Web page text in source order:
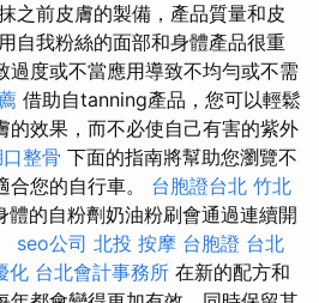
之前皮膚的製備，產品質量和皮
自我粉絲的面部和身體產品很重
過度或不當應用導致不均勻或不需
借助自tanning產品，您可以輕鬆
的效果，而不必使自己有害的紫外
整骨 下面的指南將幫助您瀏覽不
合您的自行車。 台胞證台北 竹北
體的自粉劑奶油粉刷會通過連續開
seo公司 北投 按摩 台胞證 台北
化 台北會計事務所 在新的配方和